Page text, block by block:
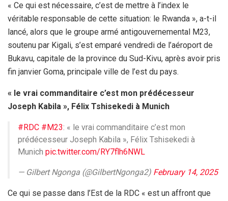
« Ce qui est nécessaire, c’est de mettre à l’index le
véritable responsable de cette situation: le Rwanda », a-t-il
lancé, alors que le groupe armé antigouvernemental M23,
soutenu par Kigali, s’est emparé vendredi de l’aéroport de
Bukavu, capitale de la province du Sud-Kivu, après avoir pris
fin janvier Goma, principale ville de l’est du pays.
« le vrai commanditaire c’est mon prédécesseur
Joseph Kabila », Félix Tshisekedi à Munich
#RDC #M23: « le vrai commanditaire c’est mon
prédécesseur Joseph Kabila », Félix Tshisekedi à
Munich pic.twitter.com/RY7flh6NWL
— Gilbert Ngonga (@GilbertNgonga2) February 14, 2025
Ce qui se passe dans l’Est de la RDC « est un affront que